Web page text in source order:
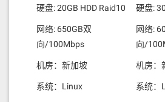
硬盘: 20GB HDD Raid10
网络: 650GB双
向/100Mbps
机房：新加坡
系统：Linux
硬盘:
网络:
向/
机房：
系统：